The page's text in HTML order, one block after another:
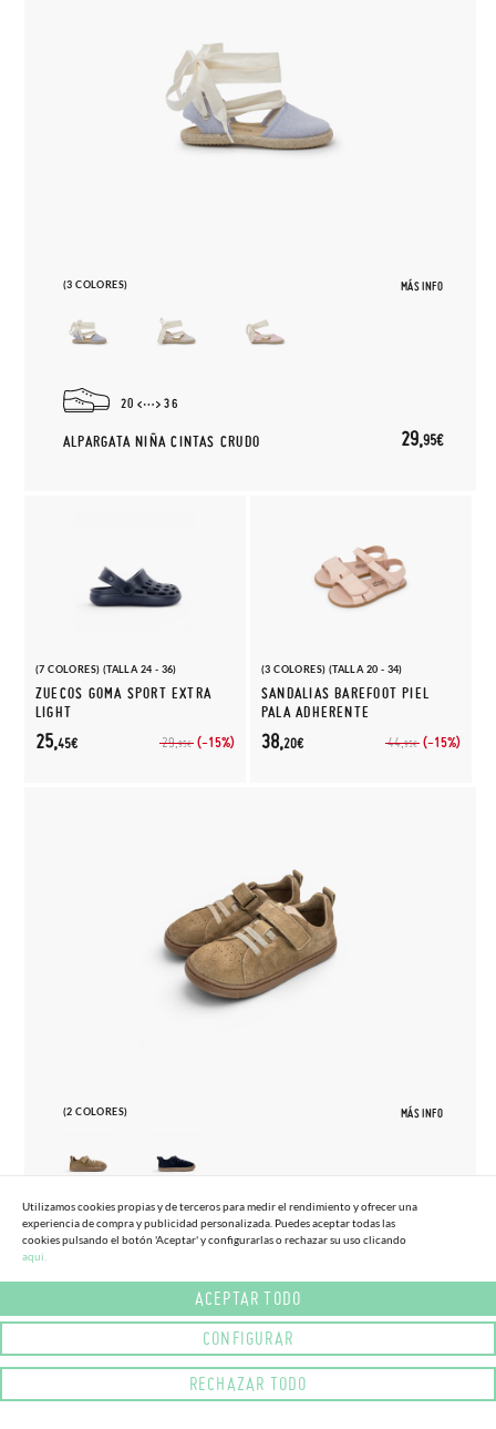
(3 COLORES) MÁS INFO
20 36
ALPARGATA NIÑA CINTAS CRUDO 29,95€
(7 COLORES) (TALLA 24 - 36)
ZUECOS GOMA SPORT EXTRA
LIGHT
29,95€ (-15%)
25,45€
(3 COLORES) (TALLA 20 - 34)
SANDALIAS BAREFOOT PIEL
PALA ADHERENTE
44,95€ (-15%)
38,20€
(2 COLORES) MÁS INFO
27 33
65,
Utilizamos cookies propias y de terceros para medir el rendimiento y ofrecer una
experiencia de compra y publicidad personalizada. Puedes aceptar todas las
cookies pulsando el botón 'Aceptar' y configurarlas o rechazar su uso clicando
aqui.
ACEPTAR TODO
CONFIGURAR
RECHAZAR TODO